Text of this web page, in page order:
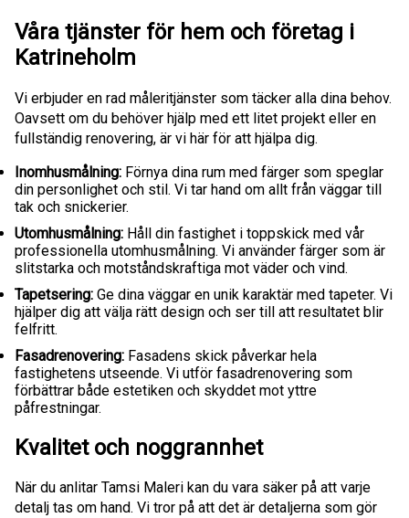
Våra tjänster för hem och företag i
Katrineholm
Vi erbjuder en rad måleritjänster som täcker alla dina behov.
Oavsett om du behöver hjälp med ett litet projekt eller en
fullständig renovering, är vi här för att hjälpa dig.
Inomhusmålning: Förnya dina rum med färger som speglar
din personlighet och stil. Vi tar hand om allt från väggar till
tak och snickerier.
Utomhusmålning: Håll din fastighet i toppskick med vår
professionella utomhusmålning. Vi använder färger som är
slitstarka och motståndskraftiga mot väder och vind.
Tapetsering: Ge dina väggar en unik karaktär med tapeter. Vi
hjälper dig att välja rätt design och ser till att resultatet blir
felfritt.
Fasadrenovering: Fasadens skick påverkar hela
fastighetens utseende. Vi utför fasadrenovering som
förbättrar både estetiken och skyddet mot yttre
påfrestningar.
Kvalitet och noggrannhet
När du anlitar Tamsi Maleri kan du vara säker på att varje
detalj tas om hand. Vi tror på att det är detaljerna som gör